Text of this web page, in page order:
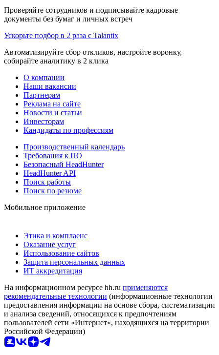
Проверяйте сотрудников и подписывайте кадровые
документы без бумаг и личных встреч
Ускорьте подбор в 2 раза с Talantix
Автоматизируйте сбор откликов, настройте воронку,
собирайте аналитику в 2 клика
О компании
Наши вакансии
Партнерам
Реклама на сайте
Новости и статьи
Инвесторам
Кандидаты по профессиям
Производственный календарь
Требования к ПО
Безопасный HeadHunter
HeadHunter API
Поиск работы
Поиск по резюме
Мобильное приложение
Этика и комплаенс
Оказание услуг
Использование сайтов
Защита персональных данных
ИТ аккредитация
На информационном ресурсе hh.ru применяются
рекомендательные технологии (информационные технологии
предоставления информации на основе сбора, систематизации
и анализа сведений, относящихся к предпочтениям
пользователей сети «Интернет», находящихся на территории
Российской Федерации)